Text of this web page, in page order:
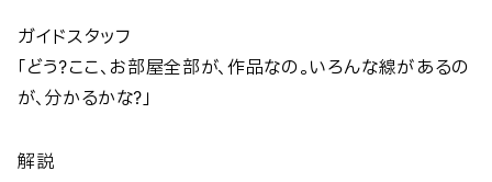
ガイドスタッフ
「どう？ここ、お部屋全部が、作品なの。いろんな線があるの
が、分かるかな？」
解説